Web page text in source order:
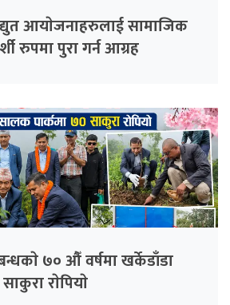
आयाेजनाहरुलाई सामाजिक
रुपमा पुरा गर्न आग्रह
७० औँ वर्षमा खर्केडाँडा
राेपियाे